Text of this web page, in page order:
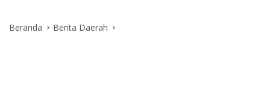
Beranda Berita Daerah